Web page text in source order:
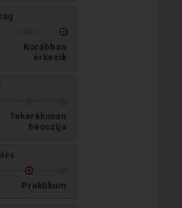
Korábban
érkezik
Takarékosan
beosztja
Praktikum